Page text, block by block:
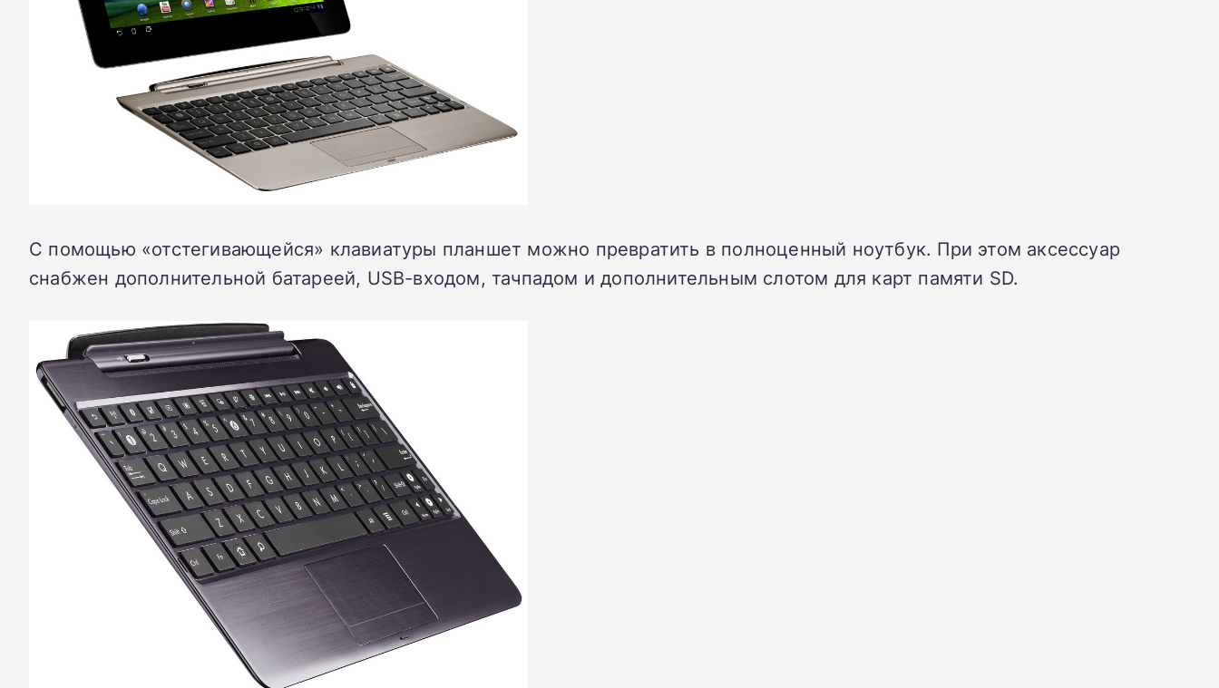
С помощью «отстегивающейся» клавиатуры планшет можно превратить в полноценный ноутбук. При этом аксессуар
снабжен дополнительной батареей, USB-входом, тачпадом и дополнительным слотом для карт памяти SD.